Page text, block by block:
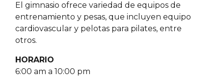
El gimnasio ofrece variedad de equipos de
entrenamiento y pesas, que incluyen equipo
cardiovascular y pelotas para pilates, entre
otros.
HORARIO
6:00 am a 10:00 pm